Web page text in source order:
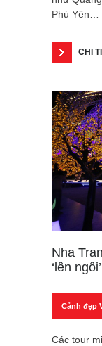
Phú Yên…
CHI
Nha
‘lên
Cảnh đẹp
Các tour